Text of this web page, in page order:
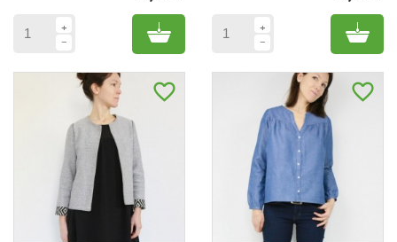
Add to cart Add
favorite_border favorite_border